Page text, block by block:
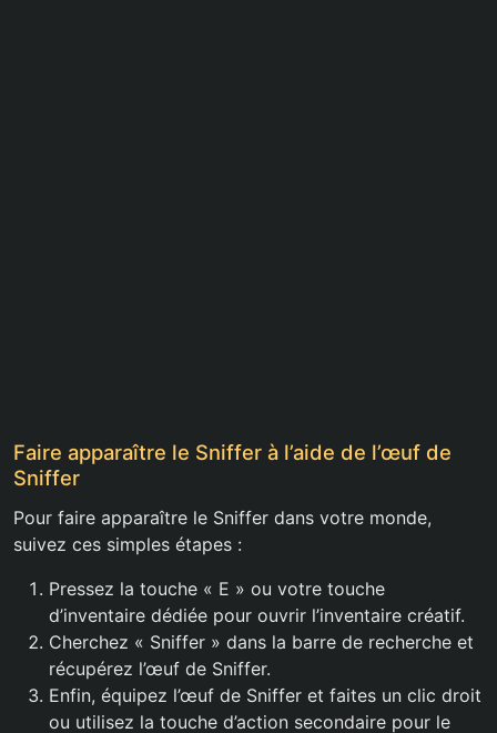
Faire apparaître le Sniffer à l’aide de l’œuf de
Sniffer
Pour faire apparaître le Sniffer dans votre monde,
suivez ces simples étapes :
Pressez la touche « E » ou votre touche
d’inventaire dédiée pour ouvrir l’inventaire créatif.
Cherchez « Sniffer » dans la barre de recherche et
récupérez l’œuf de Sniffer.
Enfin, équipez l’œuf de Sniffer et faites un clic droit
ou utilisez la touche d’action secondaire pour le